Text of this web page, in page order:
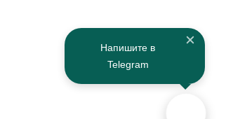
Напишите в
Telegram